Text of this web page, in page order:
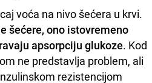
voća na nivo šećera u krvi.
šećere, ono istovremeno
apsorpciju glukoze. Kod
ne predstavlja problem, ali
rezistencijom